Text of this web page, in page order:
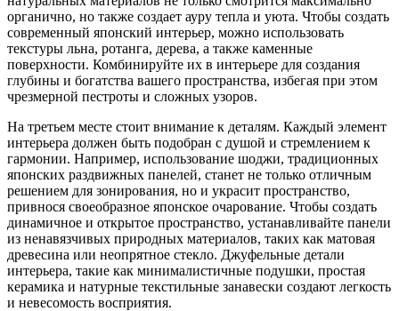
органично, но также создает ауру тепла и уюта. Чтобы создать
современный японский интерьер, можно использовать
текстуры льна, ротанга, дерева, а также каменные
поверхности. Комбинируйте их в интерьере для создания
глубины и богатства вашего пространства, избегая при этом
чрезмерной пестроты и сложных узоров.
На третьем месте стоит внимание к деталям. Каждый элемент
интерьера должен быть подобран с душой и стремлением к
гармонии. Например, использование шоджи, традиционных
японских раздвижных панелей, станет не только отличным
решением для зонирования, но и украсит пространство,
привнося своеобразное японское очарование. Чтобы создать
динамичное и открытое пространство, устанавливайте панели
из ненавязчивых природных материалов, таких как матовая
древесина или неопрятное стекло. Джуфельные детали
интерьера, такие как минималистичные подушки, простая
керамика и натурные текстильные занавески создают легкость
и невесомость восприятия.